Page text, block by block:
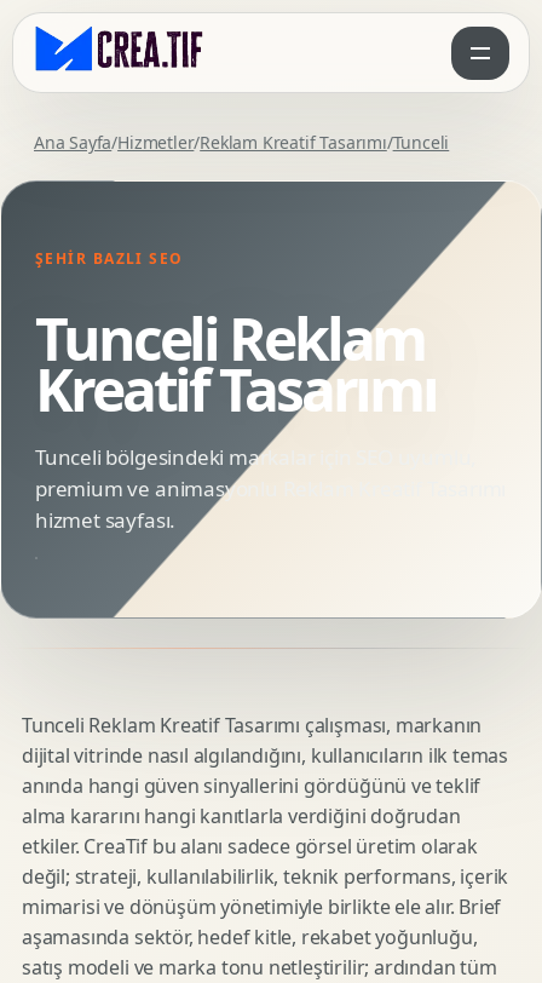
Ana Sayfa/Hizmetler/Reklam Kreatif Tasarımı/Tunceli
ŞEHIR BAZLI SEO
Tunceli Reklam
Kreatif Tasarımı
Tunceli bölgesindeki markalar için SEO uyumlu,
premium ve animasyonlu Reklam Kreatif Tasarımı
hizmet sayfası.
Tunceli Reklam Kreatif Tasarımı çalışması, markanın
dijital vitrinde nasıl algılandığını, kullanıcıların ilk temas
anında hangi güven sinyallerini gördüğünü ve teklif
alma kararını hangi kanıtlarla verdiğini doğrudan
etkiler. CreaTif bu alanı sadece görsel üretim olarak
değil; strateji, kullanılabilirlik, teknik performans, içerik
mimarisi ve dönüşüm yönetimiyle birlikte ele alır. Brief
aşamasında sektör, hedef kitle, rekabet yoğunluğu,
satış modeli ve marka tonu netleştirilir; ardından tüm